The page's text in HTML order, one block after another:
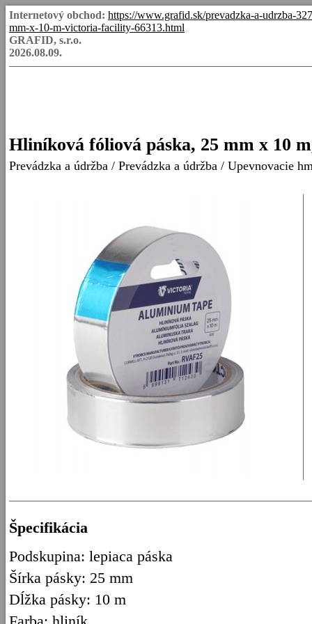
Internetový obchod: https://www.grafid.sk/prevadzka-a-udrzba-
mm-x-10-m-victoria-facility-66313.html
GRAFID, s.r.o.
2026.08.09.
Hliníková fóliová páska, 25 mm x 10
Prevádzka a údržba / Prevádzka a údržba / Upevnovacie
Špecifikácia
Podskupina: lepiaca páska
Šírka pásky: 25 mm
Dĺžka pásky: 10 m